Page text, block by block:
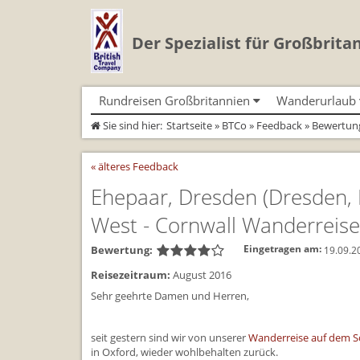
Der Spezialist für
Rundreisen Großbritannien
Autorundreisen
Herzlich Willkommen
England
Wales
Busrundreisen
Cornwall
Wales
Wanderurlaub
Geführte Wandertouren
Wandern in Cornwall
Wandern in England
Wandern in Wales
Wandern in
Wandern in Schottland
Wandern in Wales
Sie sind hier: Startseite» BTCo » Feedback»
« älteres Feedback
Ehepaar, Dresden
West - Cornwall Wanderreise
Bewertung: Eingetragen am:
Reisezeitraum: August 2016
Sehr geehrte Damen und Herren,
seit gestern sind wir von unsererWanderreise auf dem
in Oxford, wieder wohlbehalten zurück.